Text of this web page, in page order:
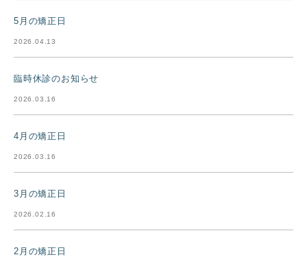
5月の矯正日
2026.04.13
臨時休診のお知らせ
2026.03.16
4月の矯正日
2026.03.16
3月の矯正日
2026.02.16
2月の矯正日